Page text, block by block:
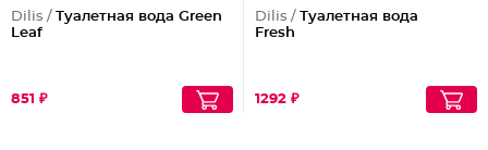
Dilis / Туалетная вода Green
Leaf
851 ₽
Dilis / Туалетная вода
Fresh
1292 ₽